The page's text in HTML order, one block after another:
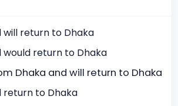
will return to Dhaka
would return to Dhaka
Dhaka and will return to Dhaka
return to Dhaka